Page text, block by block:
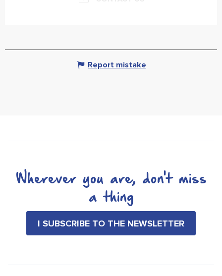
Report mistake
Wherever you are, don't miss
a thing
I SUBSCRIBE TO THE NEWSLETTER